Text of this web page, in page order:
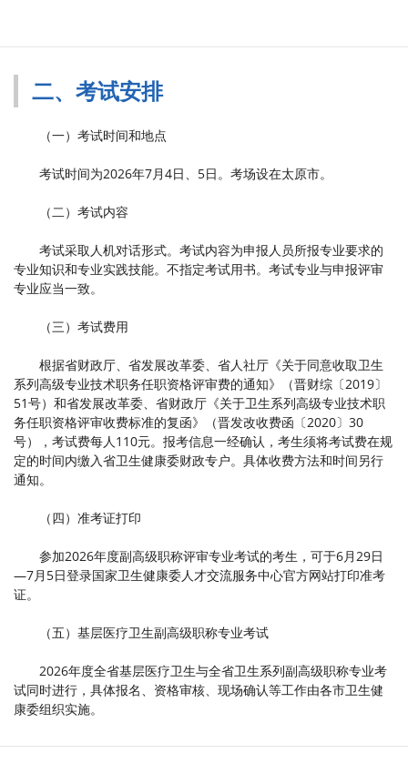
二、考试安排
（一）考试时间和地点
考试时间为2026年7月4日、5日。考场设在太原市。
（二）考试内容
考试采取人机对话形式。考试内容为申报人员所报专业要求的
专业知识和专业实践技能。不指定考试用书。考试专业与申报评审
专业应当一致。
（三）考试费用
根据省财政厅、省发展改革委、省人社厅《关于同意收取卫生
系列高级专业技术职务任职资格评审费的通知》（晋财综〔2019〕
51号）和省发展改革委、省财政厅《关于卫生系列高级专业技术职
务任职资格评审收费标准的复函》（晋发改收费函〔2020〕30
号），考试费每人110元。报考信息一经确认，考生须将考试费在规
定的时间内缴入省卫生健康委财政专户。具体收费方法和时间另行
通知。
（四）准考证打印
参加2026年度副高级职称评审专业考试的考生，可于6月29日
—7月5日登录国家卫生健康委人才交流服务中心官方网站打印准考
证。
（五）基层医疗卫生副高级职称专业考试
2026年度全省基层医疗卫生与全省卫生系列副高级职称专业考
试同时进行，具体报名、资格审核、现场确认等工作由各市卫生健
康委组织实施。